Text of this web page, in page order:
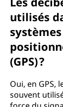
utilisés
(GPS) ?
Oui, en GPS,
souvent